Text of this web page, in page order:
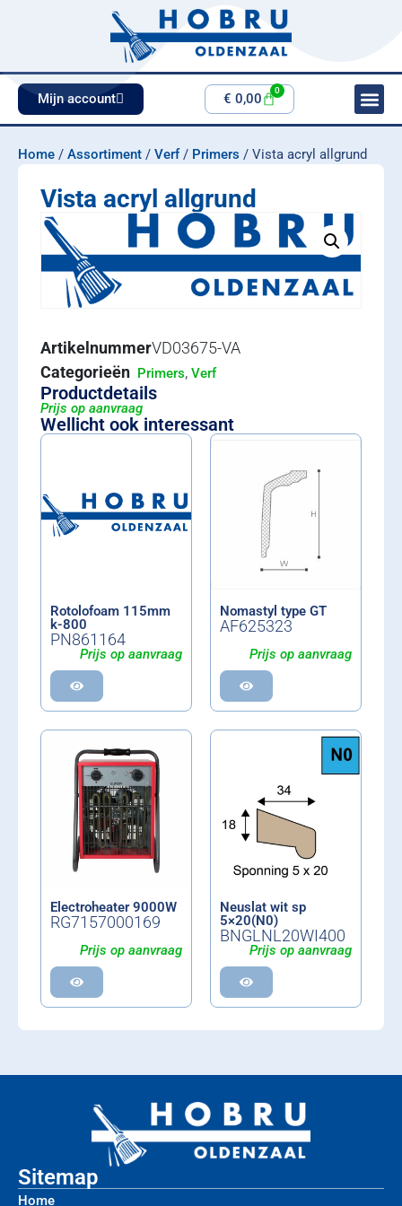
Mijn account € 0,00
0
Home / Assortiment / Verf/ Primers / Vista acryl allgrund
Vista acryl allgrund
ArtikelnummerVD03675-VA
Categorieën Primers, Verf
Productdetails
Prijs op aanvraag
Wellicht ook interessant
Rotolofoam 115mm
k-800
PN861164
Prijs op aanvraag
Nomastyl type GT
AF625323
Prijs op aanvraag
Electroheater 9000W
RG7157000169
Prijs op aanvraag
Neuslat wit sp
5×20(N0)
BNGLNL20WI400
Prijs op aanvraag
Sitemap
Home